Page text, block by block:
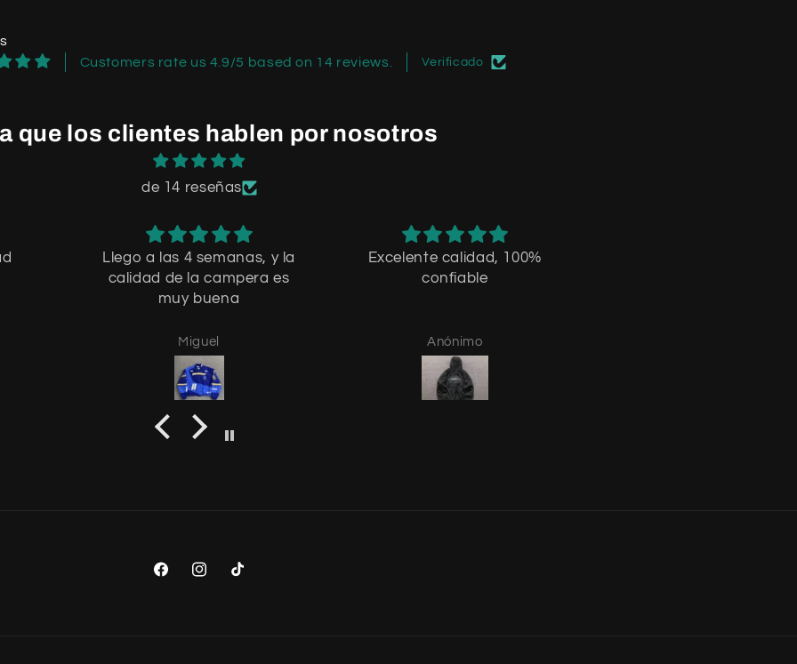
Customers rate us 4.9/5 based on 14 reviews. Verificado
que los clientes hablen por nosotros
de 14 reseñas
Llego a las 4 semanas, y la
calidad de la campera es
muy buena
Miguel
Excelente calidad, 100%
confiable
Anónimo
FacebookInstagram
TikTok